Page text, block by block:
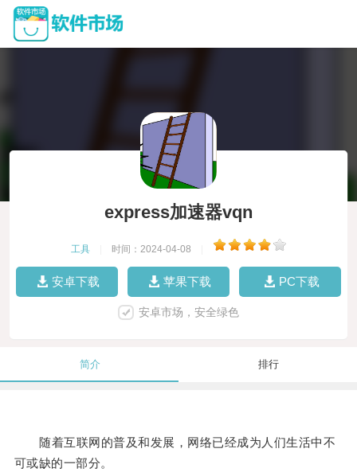
express加速器vqn
工具 时间：2024-04-08
安卓下载 苹果下载 PC下载
安卓市场，安全绿色
简介 排行
随着互联网的普及和发展，网络已经成为人们生活中不
可或缺的一部分。